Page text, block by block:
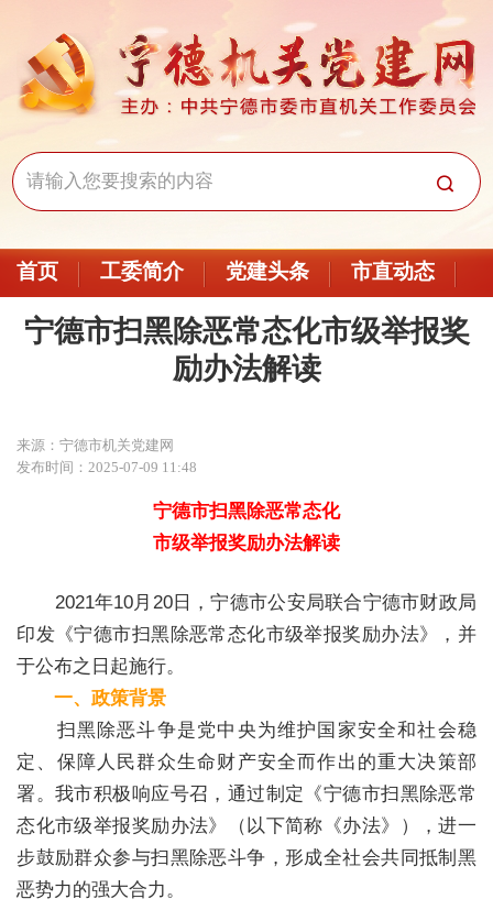
首页 工委简介 党建头条 市直动态
宁德市扫黑除恶常态化市级举报奖
励办法解读
来源：宁德市机关党建网
发布时间：2025-07-09 11:48
宁德市扫黑除恶常态化
市级举报奖励办法解读
2021年10月20日，宁德市公安局联合宁德市财政局
印发《宁德市扫黑除恶常态化市级举报奖励办法》，并
于公布之日起施行。
一、政策背景
扫黑除恶斗争是党中央为维护国家安全和社会稳
定、保障人民群众生命财产安全而作出的重大决策部
署。我市积极响应号召，通过制定《宁德市扫黑除恶常
态化市级举报奖励办法》（以下简称《办法》），进一
步鼓励群众参与扫黑除恶斗争，形成全社会共同抵制黑
恶势力的强大合力。